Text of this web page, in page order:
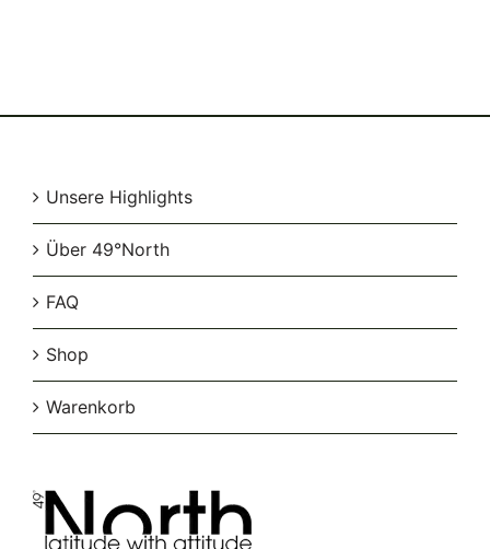
Unsere Highlights
Über 49°North
FAQ
Shop
Warenkorb